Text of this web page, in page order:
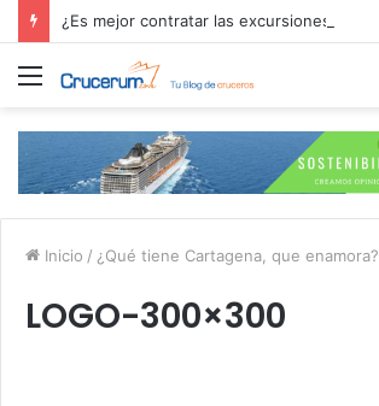
Menú
Inicio / ¿Qué tiene Cartagena, que enamora?
LOGO-300×300